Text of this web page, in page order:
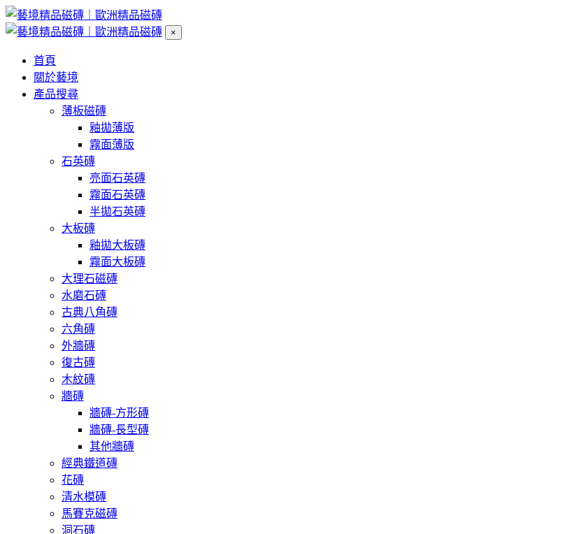
×
首頁
關於藝境
產品搜尋
薄板磁磚
釉拋薄版
霧面薄版
石英磚
亮面石英磚
霧面石英磚
半拋石英磚
大板磚
釉拋大板磚
霧面大板磚
大理石磁磚
水磨石磚
古典八角磚
六角磚
外牆磚
復古磚
木紋磚
牆磚
牆磚-方形磚
牆磚-長型磚
其他牆磚
經典鐵道磚
花磚
清水模磚
馬賽克磁磚
洞石磚